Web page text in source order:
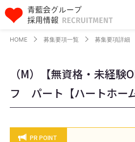
HOME 募集要項一覧 募集要項詳細
（M）【無資格・未経験
フ パート【ハートホー
PR POINT